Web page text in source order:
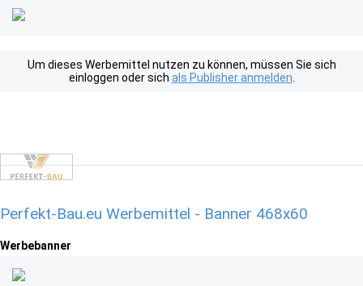
Um dieses Werbemittel nutzen zu können, müssen Sie sich
einloggen oder sich als Publisher anmelden
Perfekt-Bau.eu Werbemittel - Banner 468x60
Werbebanner